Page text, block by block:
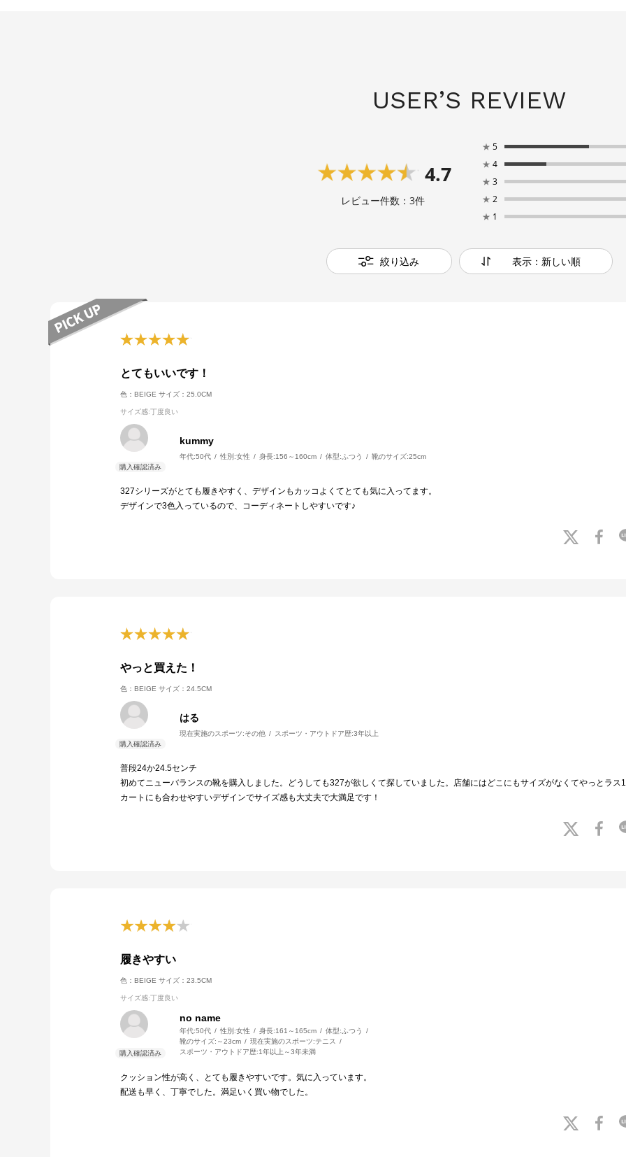
USER’S REVIEW
4.7
レビュー件数：3件
★ 5
★ 4
★ 3
★ 2
★ 1
絞り込み 表示：新しい順
とてもいいです！
色：BEIGE サイズ：25.0CM
サイズ感:丁度良い
kummy
年代:50代 性別:女性 身長:156～160cm 体型:ふつう 靴のサイズ:25cm
327シリーズがとても履きやすく、デザインもカッコよくてとても気に入ってます。
デザインで3色入っているので、コーディネートしやすいです♪
やっと買えた！
色：BEIGE サイズ：24.5CM
はる
現在実施のスポーツ:その他 スポーツ・アウトドア歴:3年以上
普段24か24.5センチ
初めてニューバランスの靴を購入しました。どうしても327が欲しくて探していました。店舗にはどこにもサイズがなくてやっとラ
カートにも合わせやすいデザインでサイズ感も大丈夫で大満足です！
履きやすい
色：BEIGE サイズ：23.5CM
サイズ感:丁度良い
no name
年代:50代 性別:女性 身長:161～165cm 体型:ふつう
靴のサイズ: ～23cm 現在実施のスポーツ:テニス
スポーツ・アウトドア歴:1年以上～3年未満
クッション性が高く、とても履きやすいです。気に入っています。
配送も早く、丁寧でした。満足いく買い物でした。